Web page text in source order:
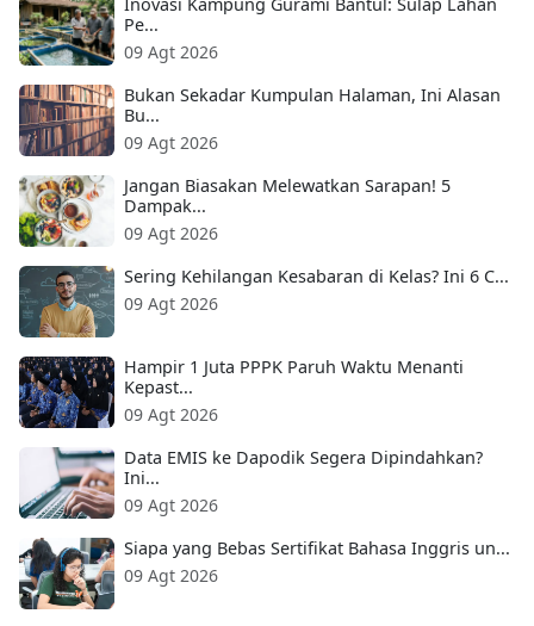
Pe...
09 Agt 2026
Bukan Sekadar Kumpulan Halaman, Ini Alasan
Bu...
09 Agt 2026
Jangan Biasakan Melewatkan Sarapan! 5
Dampak...
09 Agt 2026
Sering Kehilangan Kesabaran di Kelas? Ini 6 C...
09 Agt 2026
Hampir 1 Juta PPPK Paruh Waktu Menanti
Kepast...
09 Agt 2026
Data EMIS ke Dapodik Segera Dipindahkan?
Ini...
09 Agt 2026
Siapa yang Bebas Sertifikat Bahasa Inggris un...
09 Agt 2026